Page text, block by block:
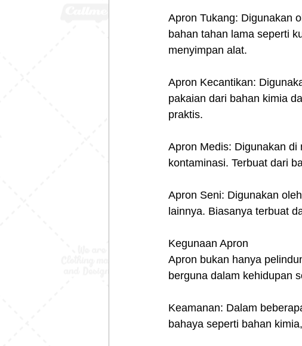
Apron Tukang: Digunakan
bahan tahan lama seperti
menyimpan alat.
Apron Kecantikan:
pakaian dari bahan kimia
praktis.
Apron Medis: Digunakan
kontaminasi. Terbuat dari
Apron Seni: Digunakan
lainnya. Biasanya terbuat
Kegunaan Apron
Apron bukan hanya
berguna dalam kehidupan
Keamanan: Dalam
bahaya seperti bahan